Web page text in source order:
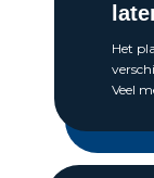
Het
Veel